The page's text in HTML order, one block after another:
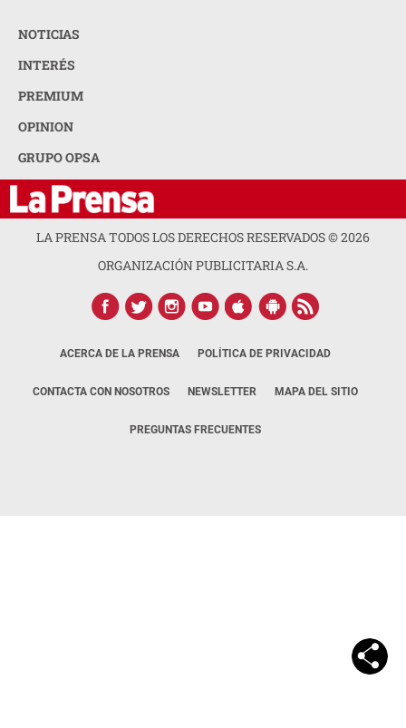
NOTICIAS
INTERÉS
PREMIUM
OPINION
GRUPO OPSA
LA PRENSA TODOS LOS DERECHOS RESERVADOS ©2026
ORGANIZACIÓN PUBLICITARIA S.A.
ACERCA DE LA PRENSA POLÍTICA DE PRIVACIDAD
CONTACTA CON NOSOTROS NEWSLETTER MAPA DEL SITIO
PREGUNTAS FRECUENTES